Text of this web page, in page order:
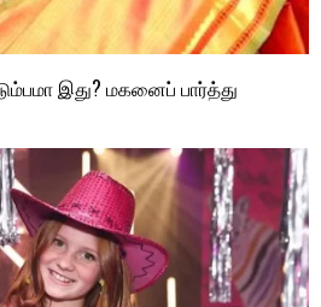
இது? மகனைப் பார்த்து